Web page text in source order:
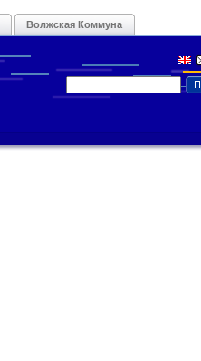
Волжская Коммуна